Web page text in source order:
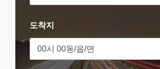
도착지